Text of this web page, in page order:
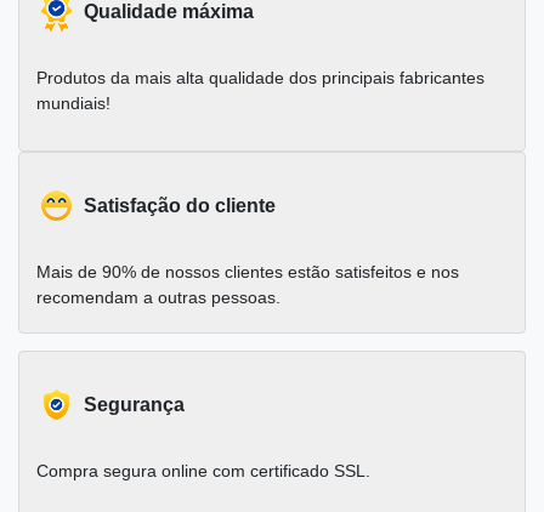
Qualidade máxima
Produtos da mais alta qualidade dos principais fabricantes
mundiais!
Satisfação do cliente
Mais de 90% de nossos clientes estão satisfeitos e nos
recomendam a outras pessoas.
Segurança
Compra segura online com certificado SSL.